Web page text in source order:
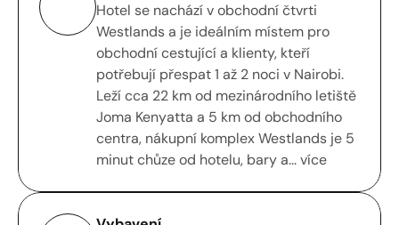
Hotel se nachází v obchodní čtvrti
Westlands a je ideálním místem pro
obchodní cestující a klienty, kteří
potřebují přespat 1 až 2 noci v Nairobi.
Leží cca 22 km od mezinárodního letiště
Joma Kenyatta a 5 km od obchodního
centra, nákupní komplex Westlands je 5
minut chůze od hotelu, bary a... více